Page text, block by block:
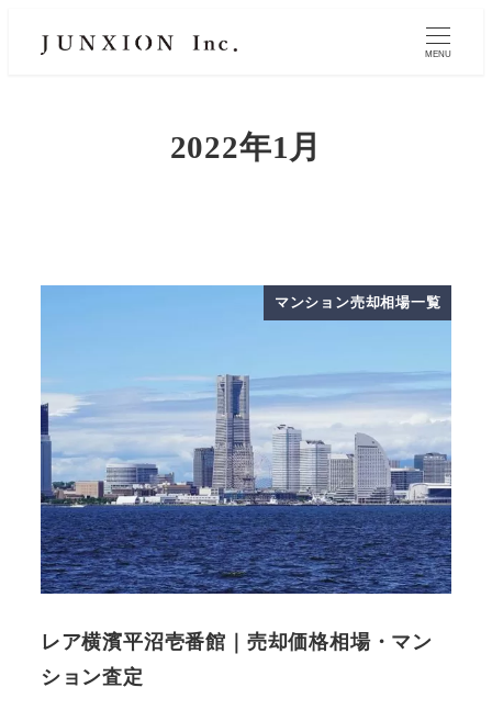
MENU
2022年1月
マンション売却相場一覧
レア横濱平沼壱番館｜売却価格相場・マン
ション査定